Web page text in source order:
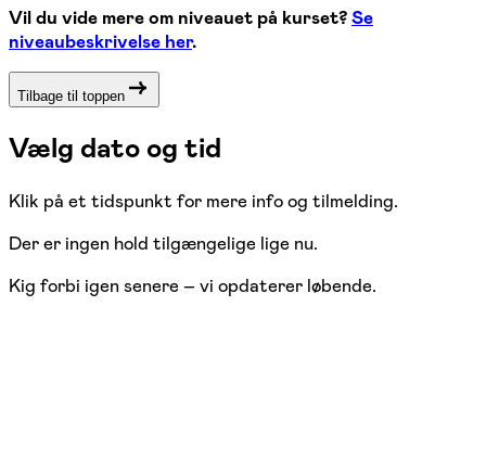
Vil du vide mere om niveauet på kurset?Se
niveaubeskrivelse her.
Tilbage til toppen
Vælg dato og tid
Klik på et tidspunkt for mere info og tilmelding.
Der er ingen hold tilgængelige lige nu.
Kig forbi igen senere – vi opdaterer løbende.